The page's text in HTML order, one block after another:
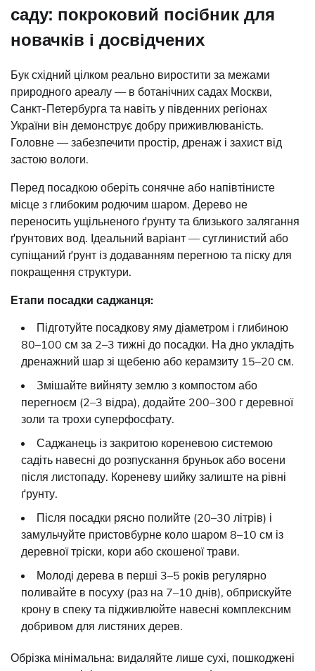
саду: покроковий посібник для
новачків і досвідчених
Бук східний цілком реально виростити за межами
природного ареалу — в ботанічних садах Москви,
Санкт-Петербурга та навіть у південних регіонах
України він демонструє добру приживлюваність.
Головне — забезпечити простір, дренаж і захист від
застою вологи.
Перед посадкою оберіть сонячне або напівтінисте
місце з глибоким родючим шаром. Дерево не
переносить ущільненого ґрунту та близького залягання
ґрунтових вод. Ідеальний варіант — суглинистий або
супіщаний ґрунт із додаванням перегною та піску для
покращення структури.
Етапи посадки саджанця:
Підготуйте посадкову яму діаметром і глибиною
80–100 см за 2–3 тижні до посадки. На дно укладіть
дренажний шар зі щебеню або керамзиту 15–20 см.
Змішайте вийняту землю з компостом або
перегноєм (2–3 відра), додайте 200–300 г деревної
золи та трохи суперфосфату.
Саджанець із закритою кореневою системою
садіть навесні до розпускання бруньок або восени
після листопаду. Кореневу шийку залиште на рівні
ґрунту.
Після посадки рясно полийте (20–30 літрів) і
замульчуйте пристовбурне коло шаром 8–10 см із
деревної тріски, кори або скошеної трави.
Молоді дерева в перші 3–5 років регулярно
поливайте в посуху (раз на 7–10 днів), обприскуйте
крону в спеку та підживлюйте навесні комплексним
добривом для листяних дерев.
Обрізка мінімальна: видаляйте лише сухі, пошкоджені